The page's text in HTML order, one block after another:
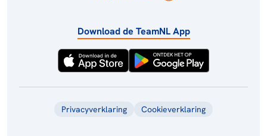
Download de TeamNL App
Privacyverklaring Cookieverklaring